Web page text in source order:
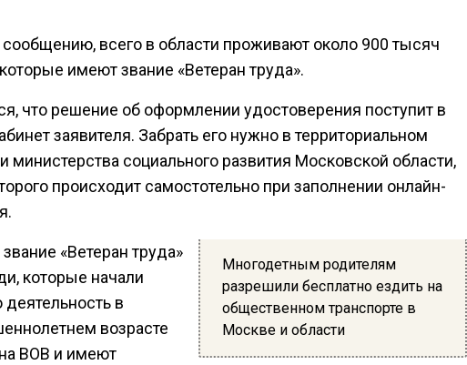
сообщению, всего в области проживают около 900 тысяч
имеют звание «Ветеран труда».
что решение об оформлении удостоверения поступит в
заявителя. Забрать его нужно в территориальном
министерства социального развития Московской области,
происходит самостотельно при заполнении онлайн-
Многодетным родителям
разрешили бесплатно ездить на
общественном транспорте в
Москве и области
«Ветеран труда»
которые начали
в
возрасте
ВОВ и имеют